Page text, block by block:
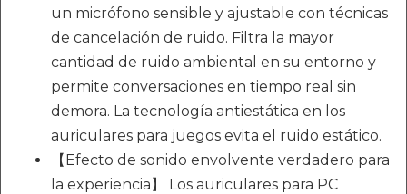
un micrófono sensible y ajustable con técnicas
de cancelación de ruido. Filtra la mayor
cantidad de ruido ambiental en su entorno y
permite conversaciones en tiempo real sin
demora. La tecnología antiestática en los
auriculares para juegos evita el ruido estático.
【Efecto de sonido envolvente verdadero para
la experiencia】 Los auriculares para PC